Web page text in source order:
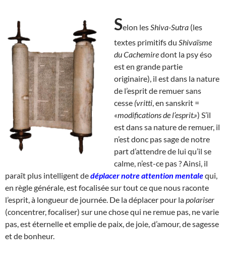
Selon les Shiva-Sutra (les
textes primitifs du Shivaïsme
du Cachemiredont la psy éso
est en grande partie
originaire), il est dans la nature
de l’esprit de remuer sans
cesse (vritti , en sanskrit =
«modifications de l’esprit.») S’il
est dans sa nature de remuer, il
n’est donc pas sage de notre
part d’attendre de lui qu’il se
calme, n’est-ce pas ? Ainsi, il
paraît plus intelligent dedéplacer notre attention mentalequi,
en règle générale, est focalisée sur tout ce que nous raconte
l’esprit, à longueur de journée. De la déplacer pour lapolariser
(concentrer, focaliser) sur une chose qui ne remue pas, ne varie
pas, est éternelle et emplie de paix, de joie, d’amour, de sagesse
et de bonheur.